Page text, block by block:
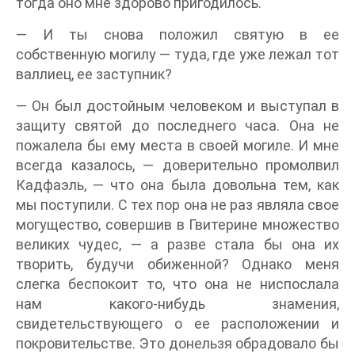
— И ты снова положил святую в ее
собственную могилу — туда, где уже лежал тот
валлиец, ее заступник?
— Он был достойным человеком и выступал в
защиту святой до последнего часа. Она не
пожалела бы ему места в своей могиле. И мне
всегда казалось, — доверительно промолвил
Кадфаэль, — что она была довольна тем, как
мы поступили. С тех пор она не раз являла свое
могущество, совершив в Гвитерине множество
великих чудес, — а разве стала бы она их
творить, будучи обиженной? Однако меня
слегка беспокоит то, что она не ниспослала
нам какого-нибудь знамения,
свидетельствующего о ее расположении и
покровительстве. Это донельзя обрадовало бы